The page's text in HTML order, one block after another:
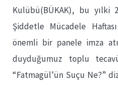
Kulübü(BÜKAK), bu yılki
Şiddetle Mücadele
önemli bir panele imza
duyduğumuz toplu
“Fatmagül’ün Suçu Ne?”